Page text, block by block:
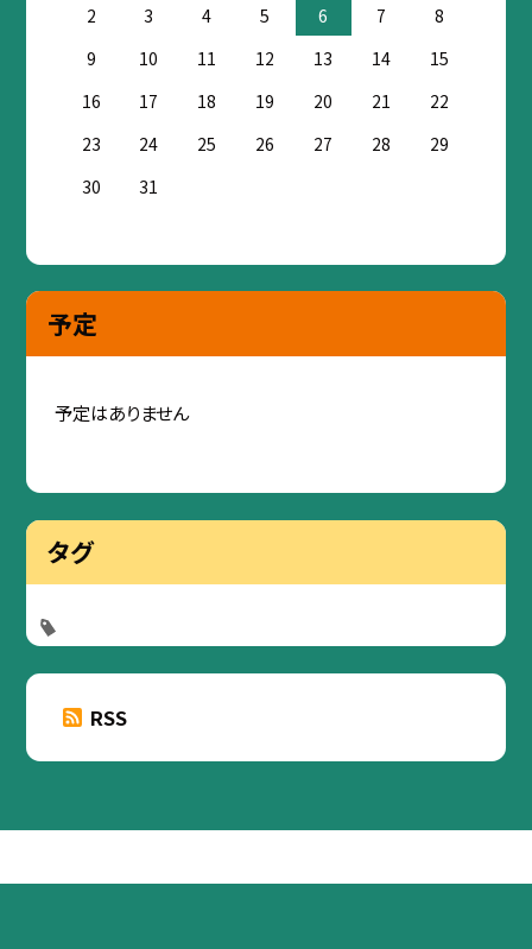
2
3 4 5 6 7
8
9
10 11 12 13 14
15
16
17 18 19 20 21
22
23
24 25 26 27 28
29
30
31
予定
予定はありません
タグ
RSS